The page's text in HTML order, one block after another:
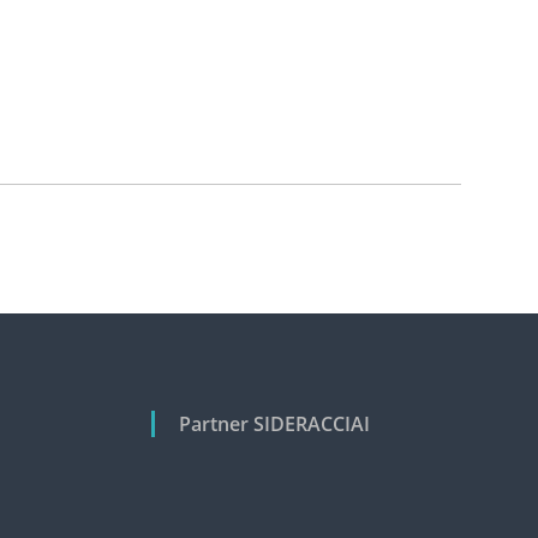
Partner SIDERACCIAI